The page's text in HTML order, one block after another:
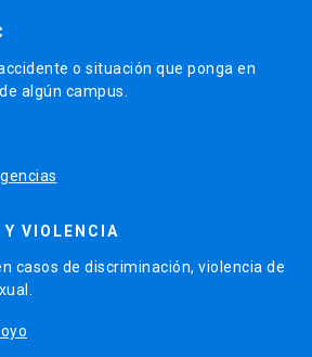
o situación que ponga en
algún campus.
VIOLENCIA
casos de discriminación, violencia de